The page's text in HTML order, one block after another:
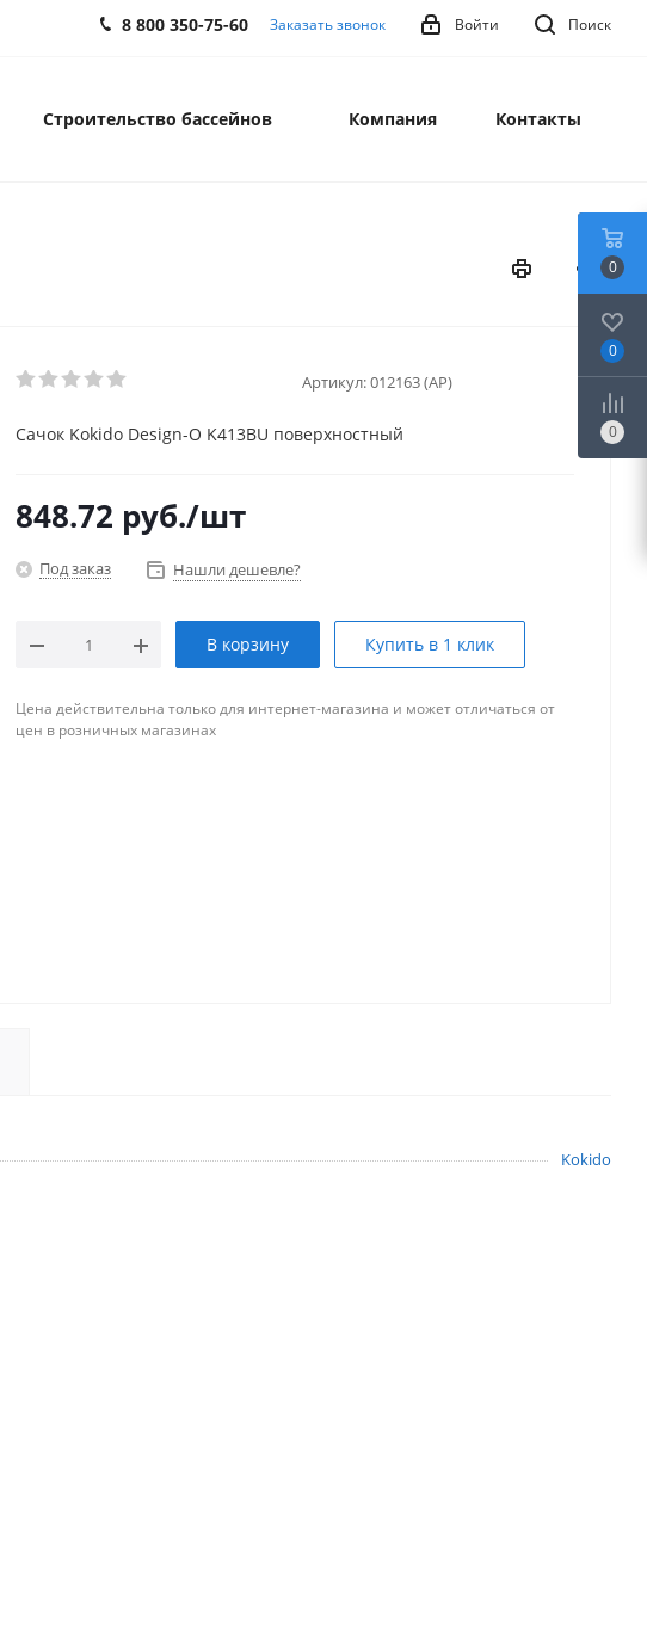
Поиск
Войти
8 800 350-75-60 Заказать звонок
Строительство бассейнов Компания Контакты
Артикул:012163 (AP)
Сачок Kokido Design-O K413BU поверхностный
848.72 руб./шт
Под заказ Нашли дешевле?
В корзину Купить в 1 клик
Цена действительна только для интернет-магазина и может отличаться от
цен в розничных магазинах
Kokido
0
0
0